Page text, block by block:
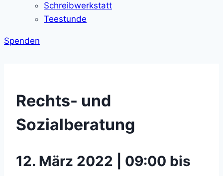
Schreibwerkstatt
Teestunde
Spenden
Rechts- und
Sozialberatung
12. März 2022 | 09:00 bis